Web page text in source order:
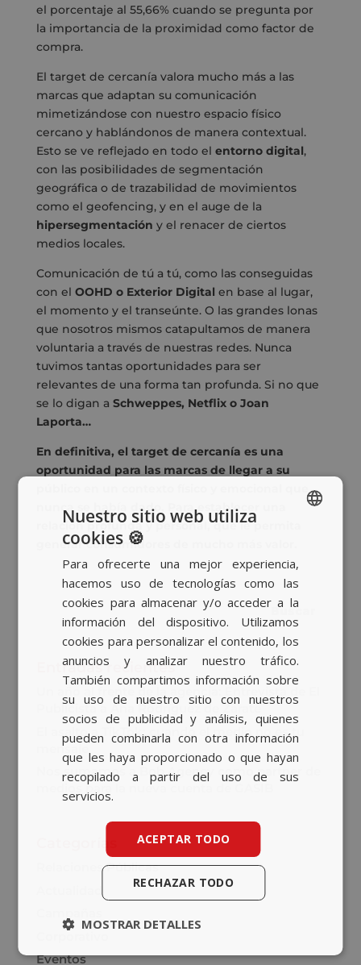
el porcentaje al 55,66% cuando se pregunta por
la importancia de la proximidad como factor de
compra.
El target de cercanía valora mucho más a las
marcas que adaptan su comunicación
mimetizándose con nuestro espacio físico
cercano y hablándonos de manera contextual.
Esto se ve reflejado en todo el entorno digital,
con las posibilidades de segmentación
geográfica o de trazabilidad de movimientos
como el geofencing, y en el auge de la
hipersegmentación y el renacer de ciertos
medios locales.
Comunicación de tú a tú, como las conseguidas
con el OOHD o Exterior Digital en base al lugar,
el momento y el transeúnte. O las grandes lonas
que nosotros mismos catapultamos de manera
voluntaria a través de nuestras redes. Nunca
tuvimos tantas oportunidades para ser
relevantes de una forma tan profunda. Si no que
se lo digan a Schweppes, Netflix o Joan
Laporta…
En definitiva, el target de cercanía es una
oportunidad para las marcas de llegar a su
nunca se había dado. Para establecer una
relación profunda y personal, que le permita
generar consumidores de mucho más valor.
Entradas recientes
Un año al frente de la agencia: Entrevista de El
Publicista a Ana Rodríguez de Zárate
El asalto a TikTok: cuando el medio no es tu
mensaje
Nos sumamos a Bob Agency como partner de
medios para la nueva cuenta de GASIB
Relaciones Públicas
Eventos
BASQUE
ENGLISH
Nuestro sitio web utiliza
cookies 🍪
Para ofrecerte una mejor experiencia,
hacemos uso de tecnologías como las
cookies para almacenar y/o acceder a la
información del dispositivo. Utilizamos
cookies para personalizar el contenido, los
anuncios y analizar nuestro tráfico.
También compartimos información sobre
su uso de nuestro sitio con nuestros
socios de publicidad y análisis, quienes
pueden combinarla con otra información
que les haya proporcionado o que hayan
recopilado a partir del uso de sus
servicios.
ACEPTAR TODO
RECHAZAR TODO
MOSTRAR DETALLES